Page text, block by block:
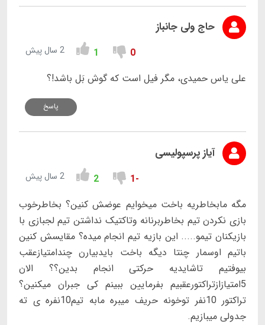
حاج ولی جانباز
0
1 2 سال پیش
علی یاس حمیدی، مگر فیل است که گوش بَل باشد!؟
پاسخ
آیاز پرسپولیسی
-1
2 2 سال پیش
مگه مابخاطریه باخت میخوایم عوضش کنین؟ بخاطرخوب
بازی نکردن تیم بخاطربرنانه وتاکتیک نداشتن تیم لجبازی با
بازیکنان تیمو..... این بازیه تیم انجام میده؟ مقایسش کنین
باتیم اوسمار چنتا دیگه باخت بایدبیارن چندامتیازعقب
بیوفتیم تاشایدیه حرکتی انجام بدین؟؟ الان
5امتیازازتراکتورعقبیم بفرمایین ببینم کی جبران میکنین؟
تراکتور 10نفر توخونه حریف میبره مابه تیم10نفره ی ته
جدولی میبازیم.